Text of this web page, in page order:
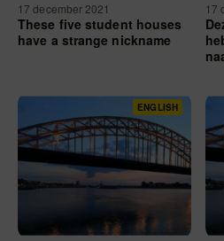
17 december 2021
These five student houses
have a strange nickname
17
ENGLISH